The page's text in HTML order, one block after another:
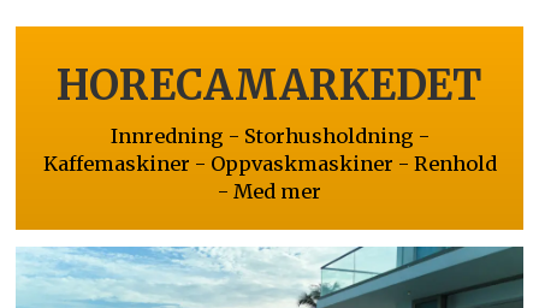
HORECAMARKEDET
Innredning - Storhusholdning -
Kaffemaskiner - Oppvaskmaskiner - Renhold
- Med mer